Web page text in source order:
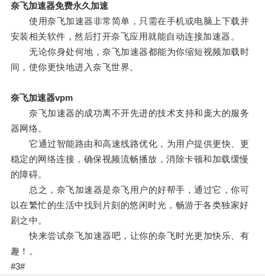
奈飞加速器免费永久加速
使用奈飞加速器非常简单，只需在手机或电脑上下载并
安装相关软件，然后打开奈飞应用就能自动连接加速器。
无论你身处何地，奈飞加速器都能为你缩短视频加载时
间，使你更快地进入奈飞世界。
奈飞加速器vpm
奈飞加速器的成功离不开先进的技术支持和庞大的服务
器网络。
它通过智能路由和高速线路优化，为用户提供更快、更
稳定的网络连接，确保视频流畅播放，消除卡顿和加载缓慢
的障碍。
总之，奈飞加速器是奈飞用户的好帮手，通过它，你可
以在繁忙的生活中找到片刻的悠闲时光，畅游于各类独家好
剧之中。
快来尝试奈飞加速器吧，让你的奈飞时光更加快乐、有
趣！。
#3#